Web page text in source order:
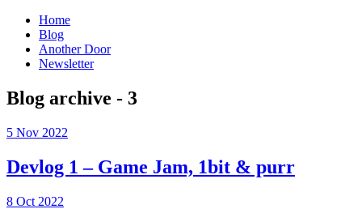
Home
Blog
Another Door
Newsletter
Blog archive - 3
5 Nov 2022
Devlog 1 – Game Jam, 1bit & purr
8 Oct 2022